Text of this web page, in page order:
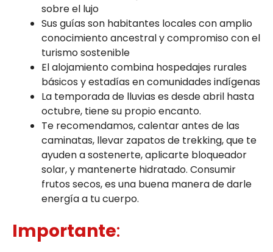
sobre el lujo
Sus guías son habitantes locales con amplio
conocimiento ancestral y compromiso con el
turismo sostenible
El alojamiento combina hospedajes rurales
básicos y estadías en comunidades indígenas
La temporada de lluvias es desde abril hasta
octubre, tiene su propio encanto.
Te recomendamos, calentar antes de las
caminatas, llevar zapatos de trekking, que te
ayuden a sostenerte, aplicarte bloqueador
solar, y mantenerte hidratado. Consumir
frutos secos, es una buena manera de darle
energía a tu cuerpo.
Importante: